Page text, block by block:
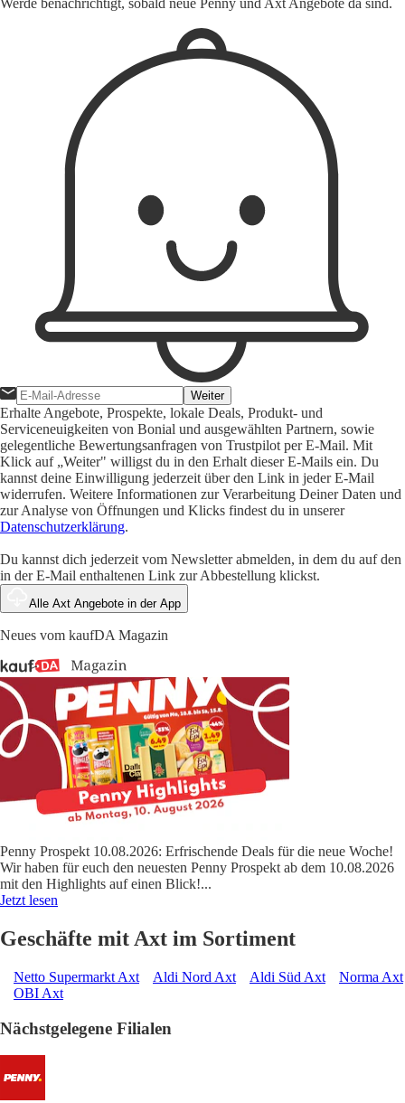
Werde benachrichtigt, sobald neue Penny und Axt Angebote da sind.
Weiter
Erhalte Angebote, Prospekte, lokale Deals, Produkt- und
Serviceneuigkeiten von Bonial und ausgewählten Partnern, sowie
gelegentliche Bewertungsanfragen von Trustpilot per E-Mail. Mit
Klick auf „Weiter" willigst du in den Erhalt dieser E-Mails ein. Du
kannst deine Einwilligung jederzeit über den Link in jeder E-Mail
widerrufen. Weitere Informationen zur Verarbeitung Deiner Daten und
zur Analyse von Öffnungen und Klicks findest du in unserer
Datenschutzerklärung.
Du kannst dich jederzeit vom Newsletter abmelden, in dem du auf den
in der E-Mail enthaltenen Link zur Abbestellung klickst.
Alle Axt Angebote in der App
Neues vom kaufDA Magazin
Penny Prospekt 10.08.2026: Erfrischende Deals für die neue Woche!
Wir haben für euch den neuesten Penny Prospekt ab dem 10.08.2026
mit den Highlights auf einen Blick!...
Jetzt lesen
Geschäfte mit Axt im Sortiment
Netto Supermarkt Axt Aldi Nord Axt Aldi Süd Axt
Norma Axt
OBI Axt
Nächstgelegene Filialen